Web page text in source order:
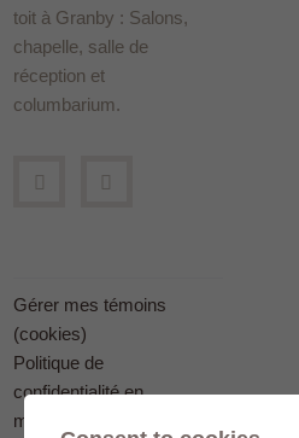
toit à Granby : Salons,
chapelle, salle de
réception et
columbarium.
Gérer mes témoins
(cookies)
Politique de
confidentialité en
matière